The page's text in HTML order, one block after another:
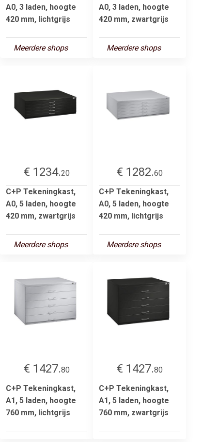
A0, 3 laden, hoogte
420 mm, lichtgrijs
Meerdere shops
A0, 3 laden, hoogte
420 mm, zwartgrijs
Meerdere shops
€ 1234.20
C+P Tekeningkast,
A0, 5 laden, hoogte
420 mm, zwartgrijs
Meerdere shops
€ 1282.60
C+P Tekeningkast,
A0, 5 laden, hoogte
420 mm, lichtgrijs
Meerdere shops
€ 1427.80
C+P Tekeningkast,
A1, 5 laden, hoogte
760 mm, lichtgrijs
€ 1427.80
C+P Tekeningkast,
A1, 5 laden, hoogte
760 mm, zwartgrijs